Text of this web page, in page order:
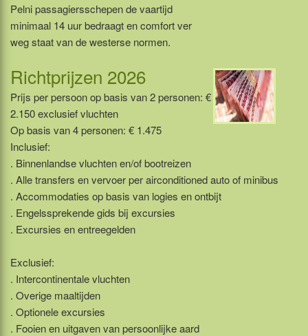
Pelni passagiersschepen de vaartijd
minimaal 14 uur bedraagt en comfort ver
weg staat van de westerse normen.
Richtprijzen 2026
Prijs per persoon op basis van 2 personen: €
2.150 exclusief vluchten
Op basis van 4 personen: € 1.475
Inclusief:
. Binnenlandse vluchten en/of bootreizen
. Alle transfers en vervoer per airconditioned auto of minibus
. Accommodaties op basis van logies en ontbijt
. Engelssprekende gids bij excursies
. Excursies en entreegelden
Exclusief:
. Intercontinentale vluchten
. Overige maaltijden
. Optionele excursies
. Fooien en uitgaven van persoonlijke aard